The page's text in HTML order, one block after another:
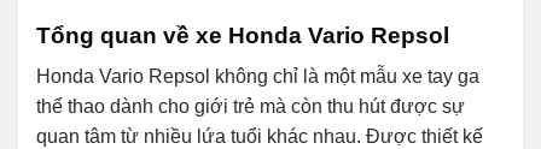
Tổng quan về xe Honda Vario Repsol
Honda Vario Repsol không chỉ là một mẫu xe tay ga
thể thao dành cho giới trẻ mà còn thu hút được sự
quan tâm từ nhiều lứa tuổi khác nhau. Được thiết kế